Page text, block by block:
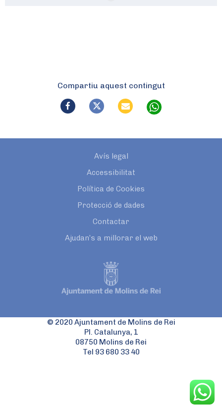
Compartiu aquest contingut
Avís legal
Accessibilitat
Política de Cookies
Protecció de dades
Contactar
Ajudan’s a millorar el web
© 2020 Ajuntament de Molins de Rei
Pl. Catalunya, 1
08750 Molins de Rei
Tel 93 680 33 40